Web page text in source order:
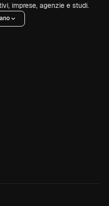
imprese, agenzie e studi.